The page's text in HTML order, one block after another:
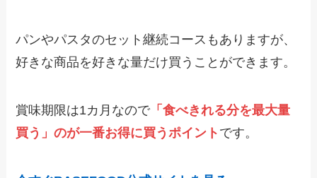
パンやパスタのセット継続コースもありますが、
好きな商品を好きな量だけ買うことができます。
賞味期限は1カ月なので「食べきれる分を最大量
買う」のが一番お得に買うポイント です。